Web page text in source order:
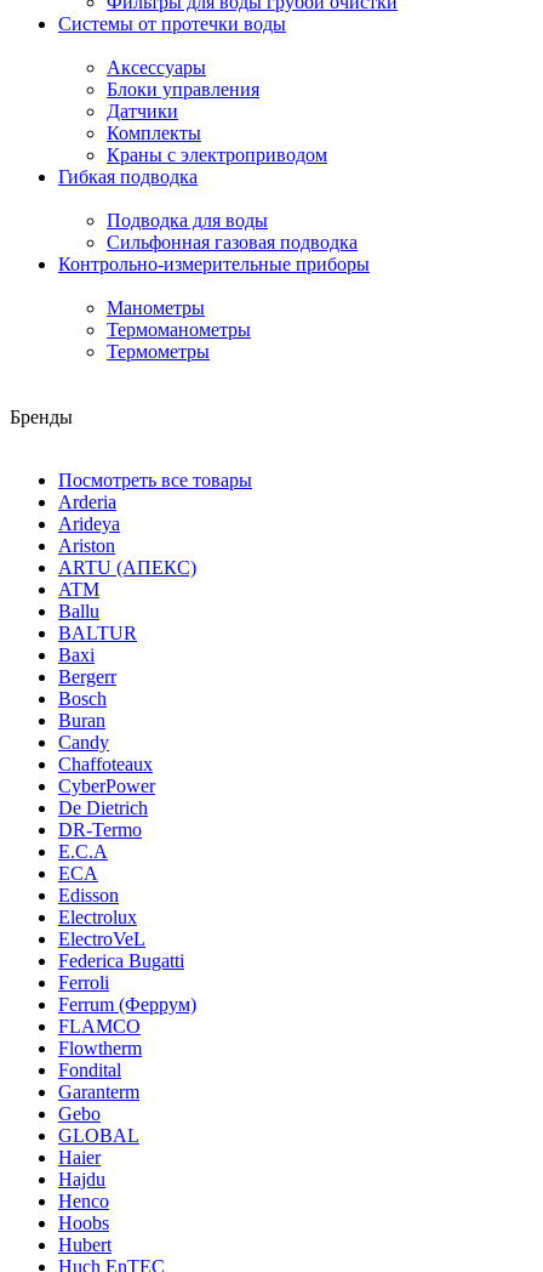
Системы от протечки воды
Аксессуары
Блоки управления
Датчики
Комплекты
Краны с электроприводом
Гибкая подводка
Подводка для воды
Сильфонная газовая подводка
Контрольно-измерительные приборы
Манометры
Термоманометры
Термометры
Бренды
Посмотреть все товары
Arderia
Arideya
Ariston
ARTU (АПЕКС)
ATM
Ballu
BALTUR
Baxi
Bergerr
Bosch
Buran
Candy
Chaffoteaux
CyberPower
De Dietrich
DR-Termo
E.C.A
ECA
Edisson
Electrolux
ElectroVeL
Federica Bugatti
Ferroli
Ferrum (Феррум)
FLAMCO
Flowtherm
Fondital
Garanterm
Gebo
GLOBAL
Haier
Hajdu
Henco
Hoobs
Hubert
Huch EnTEC